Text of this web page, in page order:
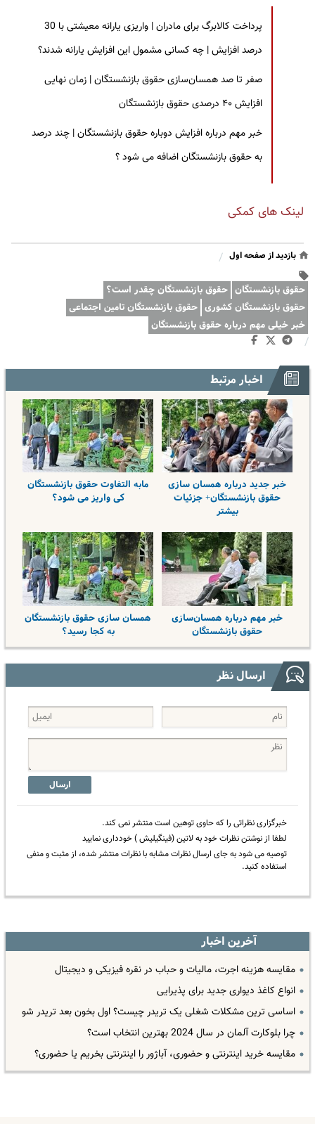
پرداخت کالابرگ برای مادران | واریزی یارانه معیشتی با 30
درصد افزایش | چه کسانی مشمول این افزایش یارانه شدند؟
صفر تا صد همسان‌سازی حقوق بازنشستگان | زمان نهایی
افزایش ۴۰ درصدی حقوق بازنشستگان
خبر مهم درباره افزایش دوباره حقوق بازنشستگان | چند درصد
به حقوق بازنشستگان اضافه می شود ؟
لینک های کمکی
بازدید از صفحه اول /
حقوق بازنشستگان حقوق بازنشستگان چقدر است؟
حقوق بازنشستگان کشوری حقوق بازنشستگان تامین اجتماعی
خبر خیلی مهم درباره حقوق بازنشستگان
/
اخبار مرتبط
خبر جدید درباره همسان سازی
حقوق بازنشستگان+ جزئیات
بیشتر
مابه التفاوت حقوق بازنشستگان
کی واریز می شود؟
خبر مهم درباره همسان‌سازی
حقوق بازنشستگان
همسان سازی حقوق بازنشستگان
به کجا رسید؟
ارسال نظر
ارسال
خبرگزاری نظراتی را که حاوی توهین است منتشر نمی کند.
لطفا از نوشتن نظرات خود به لاتین (فینگیلیش ) خودداری نمایید
توصیه می شود به جای ارسال نظرات مشابه با نظرات منتشر شده، از مثبت و منفی
استفاده کنید.
آخرین اخبار
مقایسه هزینه اجرت، مالیات و حباب در نقره فیزیکی و دیجیتال
انواع کاغذ دیواری جدید برای پذیرایی
اساسی ترین مشکلات شغلی یک تریدر چیست؟ اول بخون بعد تریدر شو
چرا بلوکارت آلمان در سال 2024 بهترین انتخاب است؟
مقایسه خرید اینترنتی و حضوری، آباژور را اینترنتی بخریم یا حضوری؟